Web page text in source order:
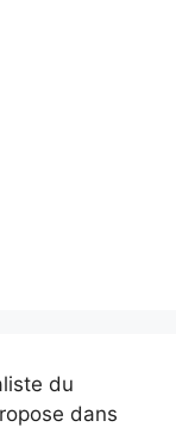
du
dans